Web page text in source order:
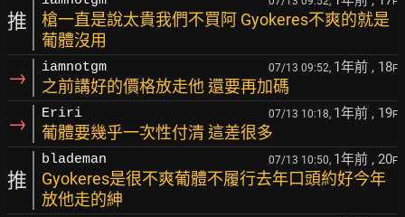
推
槍一直是說太貴我們不買阿 Gyokeres不爽的就是
葡體沒用
→ iamnotgm 07/13 09:52, 1年前 , 18F
之前講好的價格放走他 還要再加碼
→ Eriri 07/13 10:18, 1年前 , 19F
葡體要幾乎一次性付清 這差很多
推
blademan 07/13 10:50, 1年前 , 20F
Gyokeres是很不爽葡體不履行去年口頭約好今年
放他走的紳